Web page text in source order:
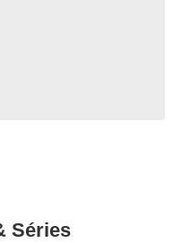
Séries